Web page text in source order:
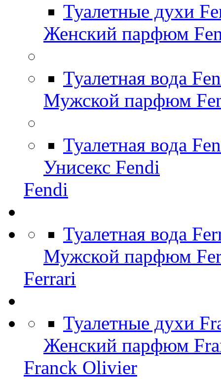
Туалетные духи
Женский парфюм
Туалетная вода
Мужской парфюм
Туалетная вода
Унисекс Fendi
Fendi
Туалетная вода
Мужской парфюм
Ferrari
Туалетные духи
Женский парфюм
Franck Olivier